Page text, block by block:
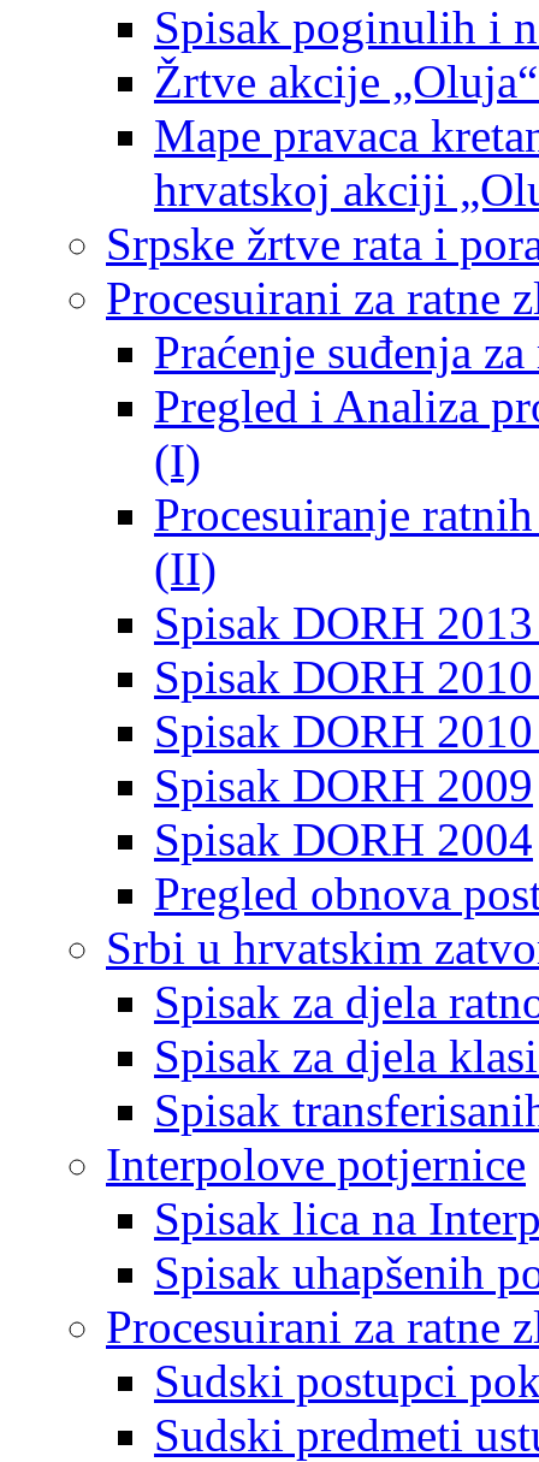
Spisak poginulih i
Žrtve akcije
Mape pravaca
hrvatskoj akciji
Srpske žrtve rata i
Procesuirani za ratne
Praćenje suđenja
Pregled i Analiza
(I)
Procesuiranje
(II)
Spisak DORH
Spisak DORH
Spisak DORH
Spisak DORH 2009
Spisak DORH 2004
Pregled obnova
Srbi u hrvatskim
Spisak za djela
Spisak za djela
Spisak
Interpolove potjernice
Spisak lica na
Spisak uhapšenih
Procesuirani za ratne
Sudski postupci
Sudski predmeti